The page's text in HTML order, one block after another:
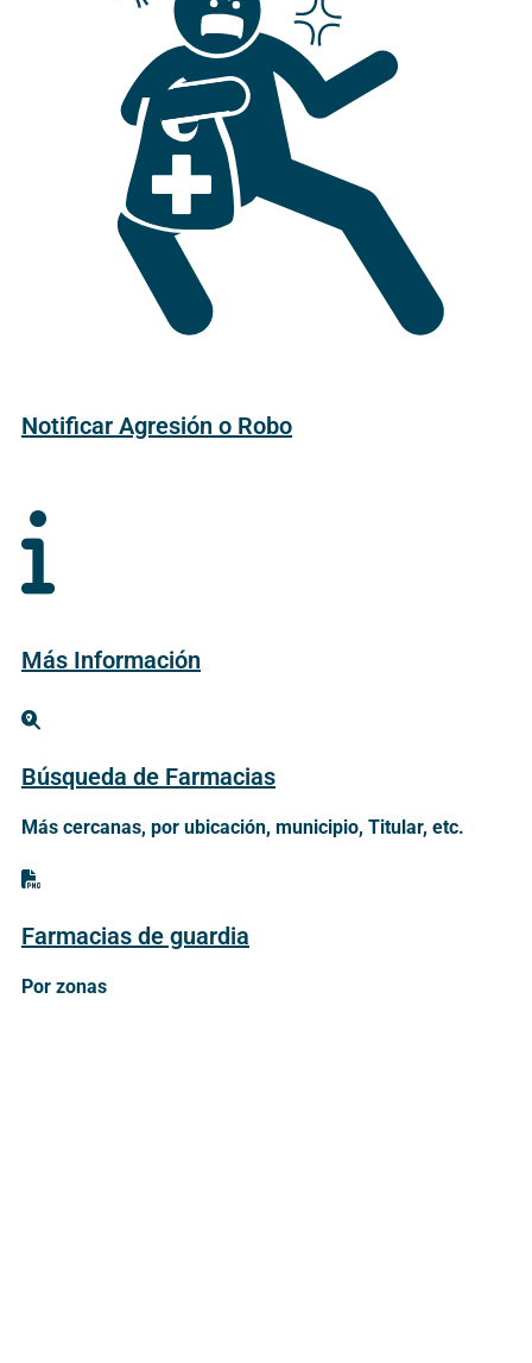
Notificar Agresión o Robo
Más Información
Búsqueda de Farmacias
Más cercanas, por ubicación, municipio, Titular, etc.
Farmacias de guardia
Por zonas